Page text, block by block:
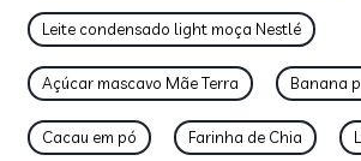
Leite condensado light moça Nestlé
Açúcar mascavo Mãe Terra Banana
Cacau em pó Farinha de Chia